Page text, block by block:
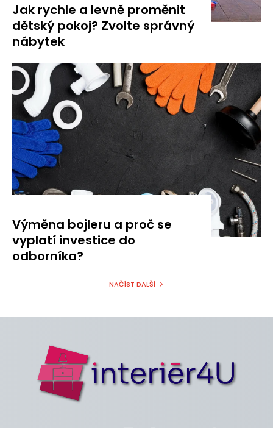
Jak rychle a levně proměnit
dětský pokoj? Zvolte správný
nábytek
Výměna bojleru a proč se
vyplatí investice do
odborníka?
NAČÍST DALŠÍ